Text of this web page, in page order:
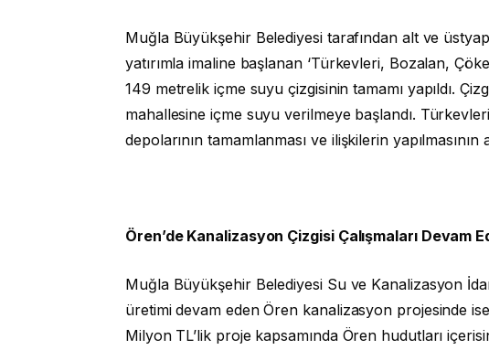
Muğla Büyükşehir Belediyesi tarafından alt ve
yatırımla imaline başlanan ‘Türkevleri, Bozalan,
149 metrelik içme suyu çizgisinin tamamı yapıldı.
mahallesine içme suyu verilmeye başlandı.
depolarının tamamlanması ve ilişkilerin
Ören’de Kanalizasyon Çizgisi Çalışmaları Devam
Muğla Büyükşehir Belediyesi Su ve Kanalizasyon
üretimi devam eden Ören kanalizasyon projesinde ise
Milyon TL’lik proje kapsamında Ören hudutları